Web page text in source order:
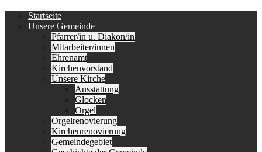
Erstes
Menü
Startseite
Unsere Gemeinde
Pfarrer/in u. Diakon/in
Mitarbeiter/innen
Ehrenamt
Kirchenvorstand
Unsere Kirche
Ausstattung
Glocken
Orgel
Orgelrenovierung
Kirchenrenovierung
Gemeindegebiet